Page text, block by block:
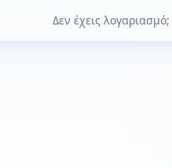
Δεν έχεις λογαριασμό;